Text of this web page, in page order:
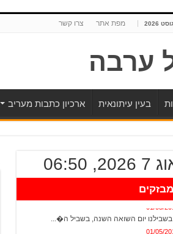
מפת אתר צרו קשר
בעין עיתונאית ארכיון כתבות מעריב
06:50